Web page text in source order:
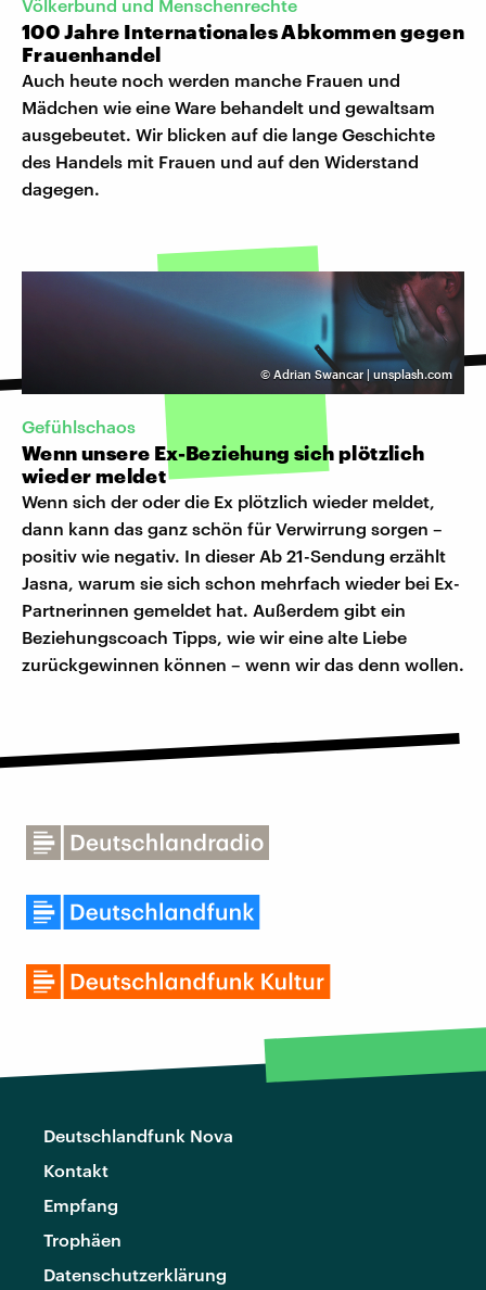
Völkerbund und Menschenrechte
100 Jahre Internationales Abkommen gegen
Frauenhandel
Auch heute noch werden manche Frauen und
Mädchen wie eine Ware behandelt und gewaltsam
ausgebeutet. Wir blicken auf die lange Geschichte
des Handels mit Frauen und auf den Widerstand
dagegen.
© Adrian Swancar | unsplash.com
Gefühlschaos
Wenn unsere Ex-Beziehung sich plötzlich
wieder meldet
Wenn sich der oder die Ex plötzlich wieder meldet,
dann kann das ganz schön für Verwirrung sorgen –
positiv wie negativ. In dieser Ab 21-Sendung erzählt
Jasna, warum sie sich schon mehrfach wieder bei Ex-
Partnerinnen gemeldet hat. Außerdem gibt ein
Beziehungscoach Tipps, wie wir eine alte Liebe
zurückgewinnen können – wenn wir das denn wollen.
Deutschlandfunk Nova
Kontakt
Empfang
Trophäen
Datenschutzerklärung